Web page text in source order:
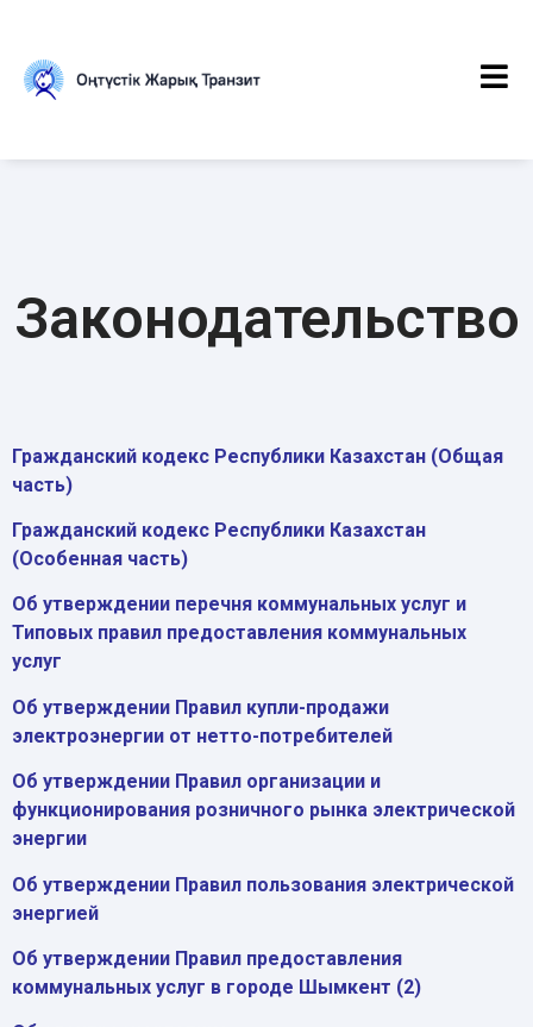
Законодательство
Гражданский кодекс Республики Казахстан (Общая
часть)
Гражданский кодекс Республики Казахстан
(Особенная часть)
Об утверждении перечня коммунальных услуг и
Типовых правил предоставления коммунальных
услуг
Об утверждении Правил купли-продажи
электроэнергии от нетто-потребителей
Об утверждении Правил организации и
функционирования розничного рынка электрической
энергии
Об утверждении Правил пользования электрической
энергией
Об утверждении Правил предоставления
коммунальных услуг в городе Шымкент (2)